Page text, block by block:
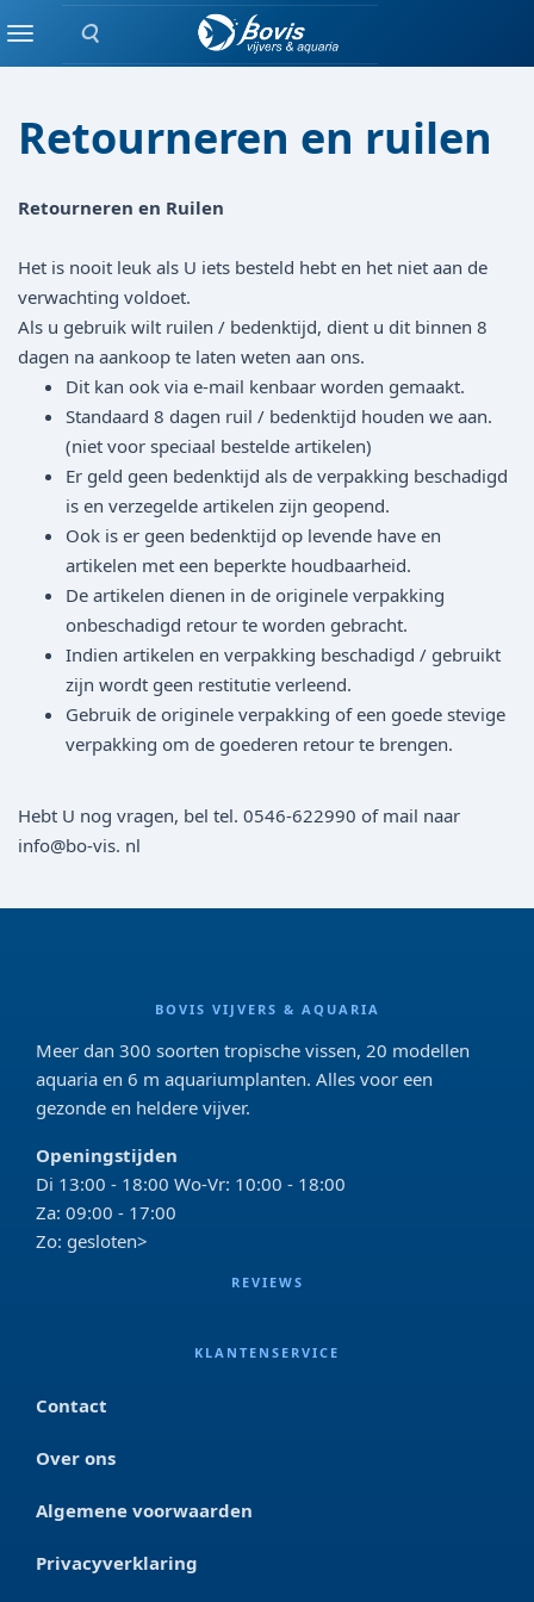
Zoeken
Menu
Retourneren en ruilen
Retourneren en Ruilen
Het is nooit leuk als U iets besteld hebt en het niet aan de
verwachting voldoet.
Als u gebruik wilt ruilen / bedenktijd, dient u dit binnen 8
dagen na aankoop te laten weten aan ons.
Dit kan ook via e-mail kenbaar worden gemaakt.
Standaard 8 dagen ruil / bedenktijd houden we aan.
(niet voor speciaal bestelde artikelen)
Er geld geen bedenktijd als de verpakking beschadigd
is en verzegelde artikelen zijn geopend.
Ook is er geen bedenktijd op levende have en
artikelen met een beperkte houdbaarheid.
De artikelen dienen in de originele verpakking
onbeschadigd retour te worden gebracht.
Indien artikelen en verpakking beschadigd / gebruikt
zijn wordt geen restitutie verleend.
Gebruik de originele verpakking of een goede stevige
verpakking om de goederen retour te brengen.
Hebt U nog vragen, bel tel. 0546-622990 of mail naar
info@bo-vis. nl
BOVIS VIJVERS & AQUARIA
Meer dan 300 soorten tropische vissen, 20 modellen
aquaria en 6 m aquariumplanten. Alles voor een
gezonde en heldere vijver.
Openingstijden
Di 13:00 - 18:00 Wo-Vr: 10:00 - 18:00
Za: 09:00 - 17:00
Zo: gesloten>
REVIEWS
KLANTENSERVICE
Contact
Over ons
Algemene voorwaarden
Privacyverklaring